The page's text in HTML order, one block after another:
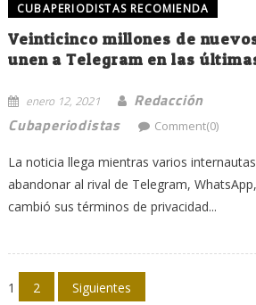
CUBAPERIODISTAS RECOMIENDA
Veinticinco millones de
unen a Telegram en las
enero 12, 2021
Redacción
Cubaperiodistas
Comment(0)
La noticia llega mientras varios
abandonar al rival de Telegram,
cambió sus términos de privacidad...
Navegación
1 2 Siguientes